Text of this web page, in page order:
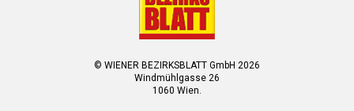
© WIENER BEZIRKSBLATT GmbH 2026
Windmühlgasse 26
1060 Wien.